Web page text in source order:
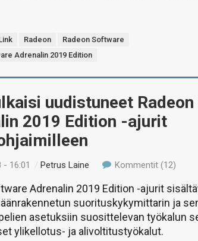
Radeon
Radeon Software
Adrenalin 2019 Edition
uudistuneet
2019 Edition -ajurit
- 16:01 /Petrus Laine Kommentit (12)
Adrenalin 2019 Edition -ajurit
suorituskykymittarin ja
asetuksiin suosittelevan työkalun
ylikellotus- ja alivoltitustyökalut.